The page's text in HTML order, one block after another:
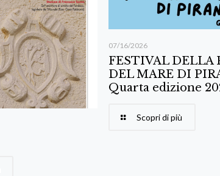
07/16/2026
FESTIVAL DELLA
DEL MARE DI
Quarta edizione
Scopri di più